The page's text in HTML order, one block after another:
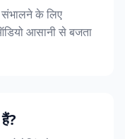
संभालने के लिए
आसानी से बजता
हैं?